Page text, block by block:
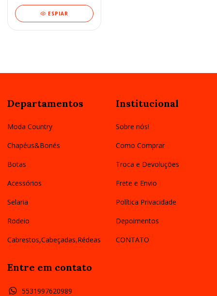
ESPIAR
Departamentos
Moda Country
Chapéus&Bonés
Botas
Acessórios
Selaria
Rodeio
Cabrestos,Cabeçadas,Rédeas
Institucional
Sobre nós!
Como Comprar
Troca e Devoluções
Frete e Envio
Política Privacidade
Depoimentos
CONTATO
Entre em contato
5531997620989